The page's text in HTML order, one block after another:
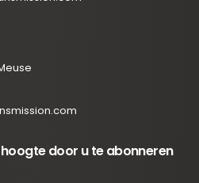
door u te abonneren